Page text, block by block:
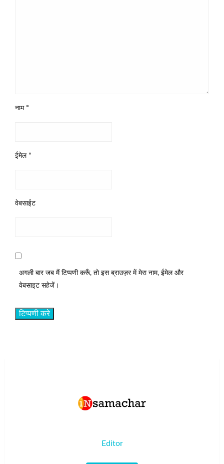
नाम *
ईमेल *
वेबसाईट
अगली बार जब मैं टिप्पणी करूँ, तो इस ब्राउज़र में मेरा नाम, ईमेल और
वेबसाइट सहेजें।
Editor